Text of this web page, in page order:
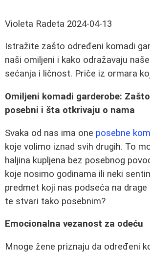
Violeta Radeta 2024-04-13
Istražite zašto određeni komadi
naši omiljeni i kako odražavaju
sećanja i ličnost. Priče iz ormara
Omiljeni komadi garderobe:
posebni i šta otkrivaju o nama
Svaka od nas ima one posebne
koje volimo iznad svih drugih. To
haljina kupljena bez posebnog
koje nosimo godinama ili neki
predmet koji nas podseća na drage
te stvari tako posebnim?
Emocionalna vezanost za odeću
Mnoge žene priznaju da određeni